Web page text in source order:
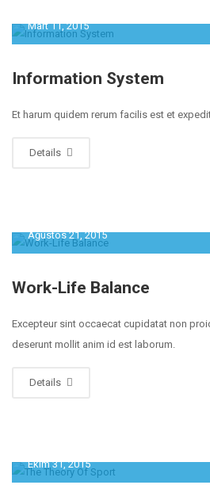
Mart 11, 2015
Information System
Et harum quidem rerum facilis est et
Details
Ağustos 21, 2015
Work-Life Balance
Excepteur sint occaecat cupidatat non
deserunt mollit anim id est laborum.
Details
Ekim 31, 2015